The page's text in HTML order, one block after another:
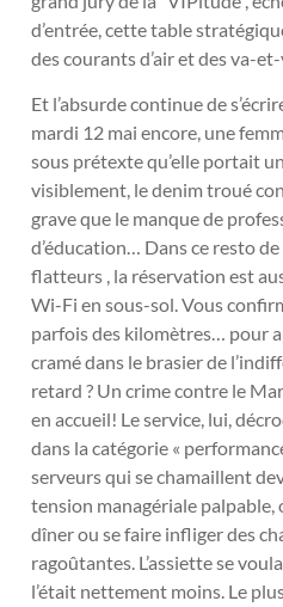
d’entrée, cette table
des courants d’air et des va-
Et l’absurde continue de
mardi 12 mai encore, une
sous prétexte qu’elle portait
visiblement, le denim troué
grave que le manque de
d’éducation… Dans ce resto
flatteurs , la réservation est
Wi-Fi en sous-sol. Vous
parfois des kilomètres… pour
cramé dans le brasier de
retard ? Un crime contre le
en accueil! Le service, lui,
dans la catégorie «
serveurs qui se chamaillent
tension managériale palpable,
dîner ou se faire infliger des
ragoûtantes. L’assiette se
l’était nettement moins. Le